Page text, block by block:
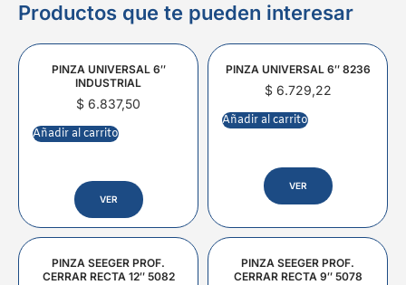
Productos que te pueden interesar
PINZA UNIVERSAL 6″
INDUSTRIAL
$ 6.837,50
Añadir al carrito
VER
PINZA UNIVERSAL 6″ 8236
$6.729,22
Añadir al carrito
VER
PINZA SEEGER PROF.
CERRAR RECTA 12″ 5082
PINZA SEEGER PROF.
CERRAR RECTA 9″ 5078